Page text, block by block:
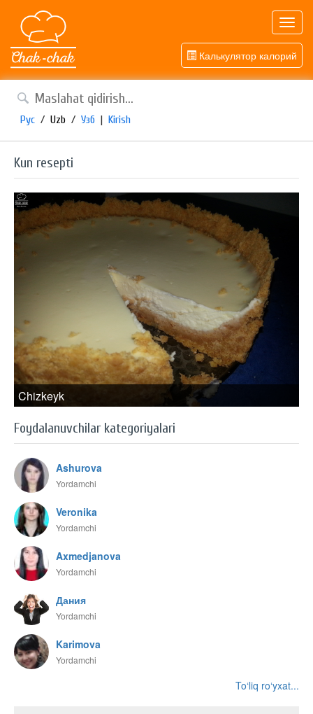
Калькулятор калорий
Рус / Uzb / Узб | Kirish
Kun resepti
Chizkeyk
Foydalanuvchilar kategoriyalari
Ashurova
Yordamchi
Veronika
Yordamchi
Axmedjanova
Yordamchi
Дания
Yordamchi
Karimova
Yordamchi
To‘liq ro‘yxat...